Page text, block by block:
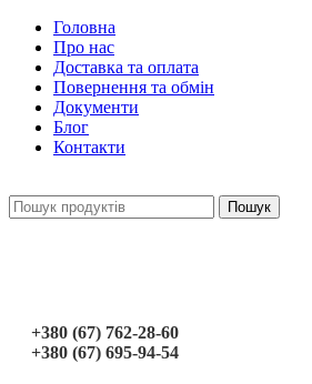
Головна
Про нас
Доставка та оплата
Повернення та обмін
Документи
Блог
Контакти
Пошук
+380 (67) 762-28-60
+380 (67) 695-94-54